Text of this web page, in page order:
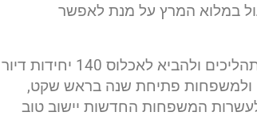
במלוא המרץ על מנת לאפשר
גולדברג התייחס להישג ואמר: “זהו יום של סיפוק גדול. הצלחנו לקצר תהליכים ולהביא לאכלוס 140 יחידות דיור
ולמשפחות פתיחת שנה בראש שקט,
המשפחות החדשות יישוב טוב